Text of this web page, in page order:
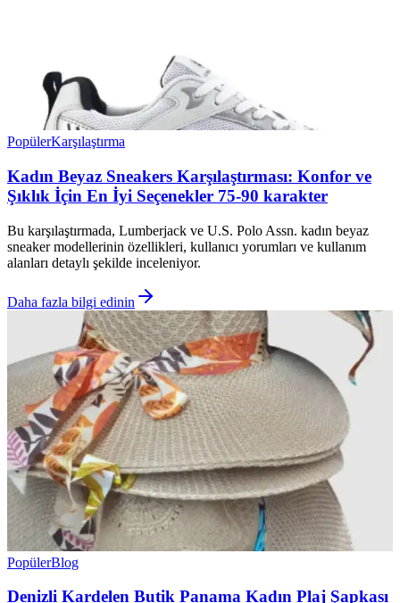
PopülerKarşılaştırma
Kadın Beyaz Sneakers Karşılaştırması: Konfor ve
Şıklık İçin En İyi Seçenekler 75-90 karakter
Bu karşılaştırmada, Lumberjack ve U.S. Polo Assn. kadın beyaz
sneaker modellerinin özellikleri, kullanıcı yorumları ve kullanım
alanları detaylı şekilde inceleniyor.
Daha fazla bilgi edinin
PopülerBlog
Denizli Kardelen Butik Panama Kadın Plaj Şapkası